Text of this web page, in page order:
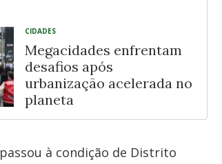
CIDADES
Megacidades enfrentam
desafios após
urbanização acelerada no
planeta
à condição de Distrito